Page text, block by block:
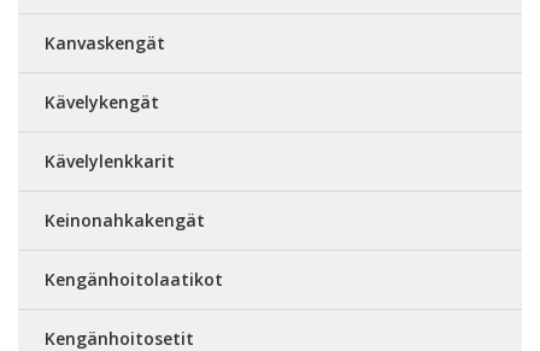
Kanvaskengät
Kävelykengät
Kävelylenkkarit
Keinonahkakengät
Kengänhoitolaatikot
Kengänhoitosetit